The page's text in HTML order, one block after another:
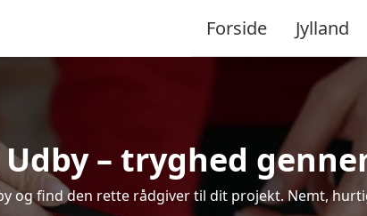
Forside Jylland
– tryghed
og find den rette rådgiver til dit projekt. Nemt,